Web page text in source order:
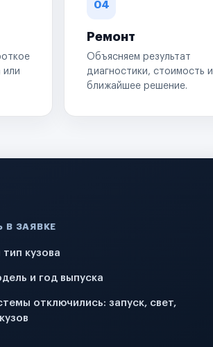
или
04
Ремонт
Объясняем результат
диагностики, стоимость и
ближайшее решение.
В ЗАЯВКЕ
кузова
и год выпуска
отключились: запуск, свет,